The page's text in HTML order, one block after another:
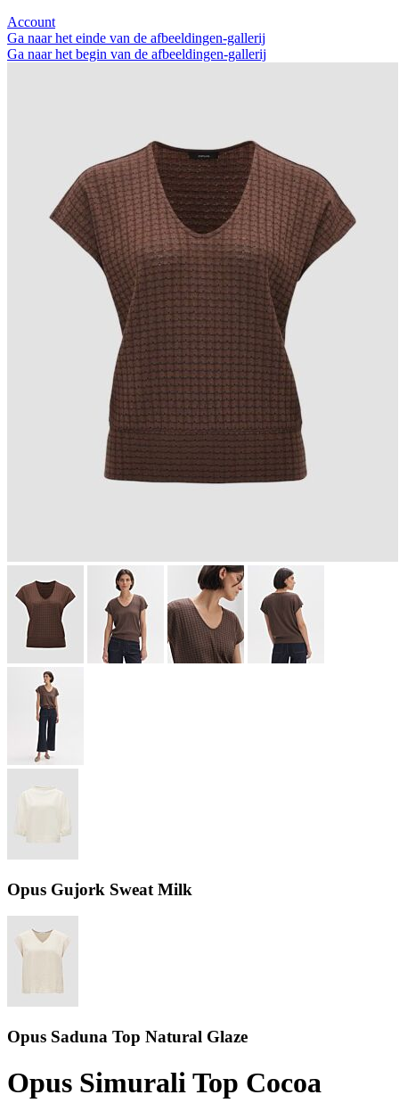
Account
Ga naar het einde van de afbeeldingen-gallerij
Ga naar het begin van de afbeeldingen-gallerij
Opus Gujork Sweat Milk
Opus Saduna Top Natural Glaze
Opus Simurali Top Cocoa